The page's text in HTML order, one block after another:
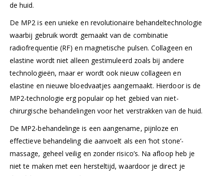
de huid.
De MP2 is een unieke en revolutionaire behandeltechnologie
waarbij gebruik wordt gemaakt van de combinatie
radiofrequentie (RF) en magnetische pulsen. Collageen en
elastine wordt niet alleen gestimuleerd zoals bij andere
technologieën, maar er wordt ook nieuw collageen en
elastine en nieuwe bloedvaatjes aangemaakt. Hierdoor is de
MP2-technologie erg populair op het gebied van niet-
chirurgische behandelingen voor het verstrakken van de huid.
De MP2-behandelinge is een aangename, pijnloze en
effectieve behandeling die aanvoelt als een ‘hot stone’-
massage, geheel veilig en zonder risico’s. Na afloop heb je
niet te maken met een hersteltijd, waardoor je direct je